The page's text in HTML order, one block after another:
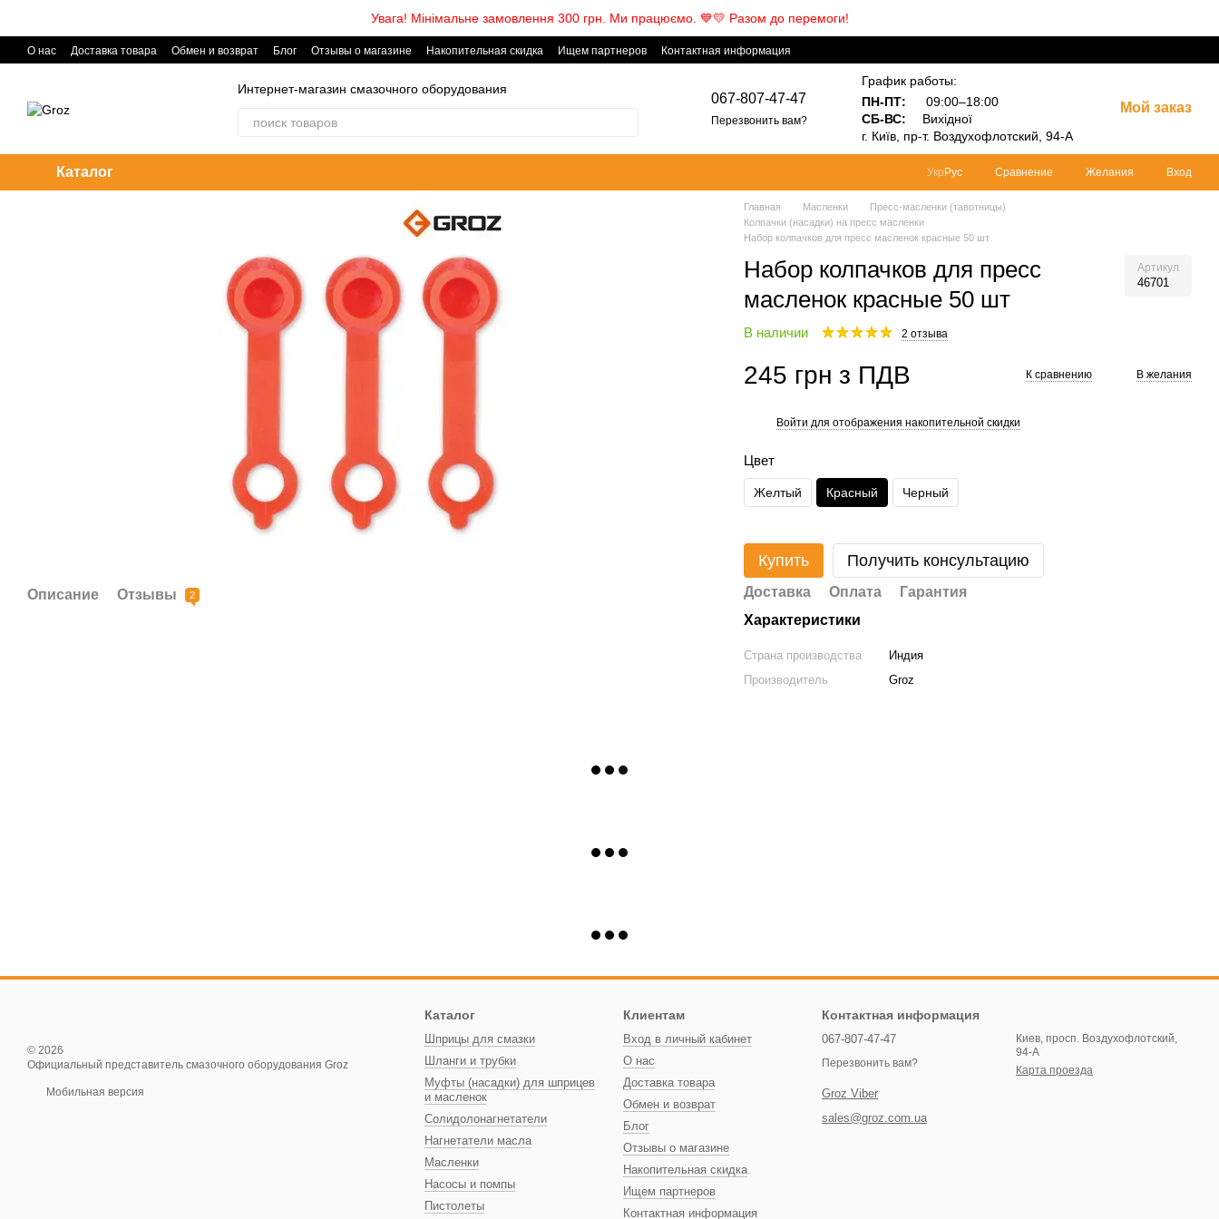
Увага! Мінімальне замовлення 300 грн. Ми працюємо. ​💙💛 Разом до перемоги!
О нас Доставка товара Обмен и возврат Блог Отзывы о магазине Накопительная скидка Ищем партнеров Контактная информация
Интернет-магазин смазочного оборудования
067-807-47-47
Перезвонить вам?
График работы:
ПН-ПТ:
09:00–18:00
СБ-ВС:
Вихідної
г. Київ, пр-т. Воздухофлотский, 94-А
Мой заказ
Каталог Укр Рус Сравнение Желания Вход
Описание Отзывы 2
Главная Масленки
Пресс-масленки (тавотницы)
Колпачки (насадки) на пресс масленки
Набор колпачков для пресс масленок красные 50 шт
Набор колпачков для пресс
масленок красные 50 шт
Артикул
46701
В наличии 2 отзыва
245 грн з ПДВ К сравнению В желания
Войти для отображения накопительной скидки
Цвет
Желтый Красный Черный
Купить Получить консультацию
Доставка Оплата
Гарантия
Характеристики
Страна производства
Индия
Производитель
Groz
© 2026
Официальный представитель смазочного оборудования Groz
Мобильная версия
Каталог
Шприцы для смазки
Шланги и трубки
Муфты (насадки) для шприцев
и масленок
Солидолонагнетатели
Нагнетатели масла
Масленки
Насосы и помпы
Пистолеты
Клиентам
Вход в личный кабинет
О нас
Доставка товара
Обмен и возврат
Блог
Отзывы о магазине
Накопительная скидка
Ищем партнеров
Контактная информация
Контактная информация
067-807-47-47
Перезвонить вам?
Groz Viber
sales@groz.com.ua
Киев, просп. Воздухофлотский,
94-А
Карта проезда